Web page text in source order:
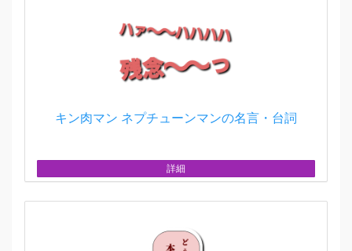
キン肉マン ネプチューンマンの名言・台詞
詳細